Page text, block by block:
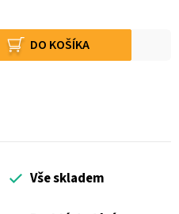
DO KOŠÍKA
Vše skladem